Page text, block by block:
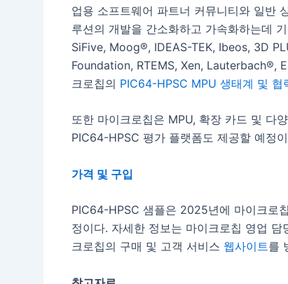
업용 소프트웨어 파트너 커뮤니티와 일반
루션의 개발을 간소화하고 가속화하는데
SiFive, Moog®, IDEAS-TEK, Ibeos, 3D
Foundation, RTEMS, Xen, Lauterbach®,
크로칩의 PIC64-HPSC MPU 생태계 및 협
또한 마이크로칩은 MPU, 확장 카드 및 다
PIC64-HPSC 평가 플랫폼도 제공할 예정
가격 및 구입
PIC64-HPSC 샘플은 2025년에 마이크로
정이다. 자세한 정보는 마이크로칩 영업
크로칩의 구매 및 고객 서비스 웹사이트를